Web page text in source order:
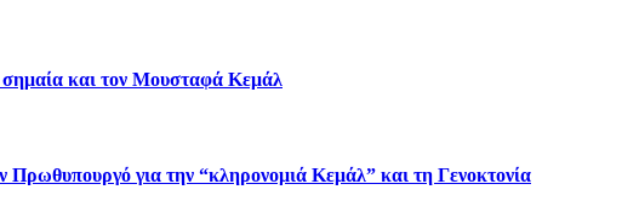
σημαία και τον Μουσταφά Κεμάλ
για την “κληρονομιά Κεμάλ” και τη Γενοκτονία